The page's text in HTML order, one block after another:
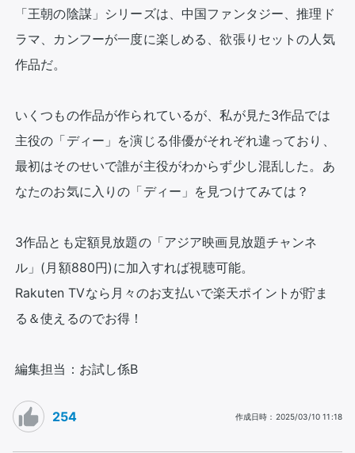
「王朝の陰謀」シリーズは、中国ファンタジー、推理ド
ラマ、カンフーが一度に楽しめる、欲張りセットの人気
作品だ。
いくつもの作品が作られているが、私が見た3作品では
主役の「ディー」を演じる俳優がそれぞれ違っており、
最初はそのせいで誰が主役がわからず少し混乱した。あ
なたのお気に入りの「ディー」を見つけてみては？
3作品とも定額見放題の「アジア映画見放題チャンネ
ル」(月額880円)に加入すれば視聴可能。
Rakuten TVなら月々のお支払いで楽天ポイントが貯ま
る＆使えるのでお得！
編集担当：お試し係B
254 作成日時 ： 2025/03/10 11:18